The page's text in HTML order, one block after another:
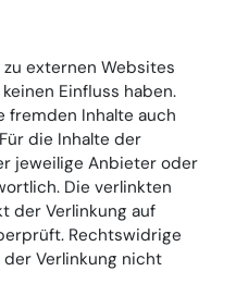
externen Websites
Einfluss haben.
fremden Inhalte auch
die Inhalte der
jeweilige Anbieter oder
Die verlinkten
der Verlinkung auf
Rechtswidrige
Verlinkung nicht